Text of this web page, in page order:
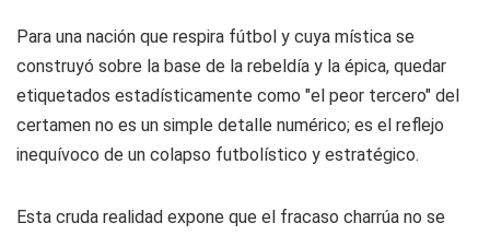
Para una nación que respira fútbol y cuya mística se
construyó sobre la base de la rebeldía y la épica, quedar
etiquetados estadísticamente como "el peor tercero" del
certamen no es un simple detalle numérico; es el reflejo
inequívoco de un colapso futbolístico y estratégico.
Esta cruda realidad expone que el fracaso charrúa no se